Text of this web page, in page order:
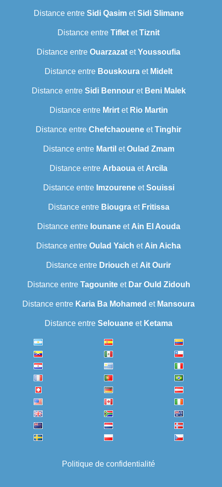
Distance entre Sidi QasimetSidi Slimane
Distance entre Tiflet etTiznit
Distance entre Ouarzazat etYoussoufia
Distance entre Bouskoura et Midelt
Distance entre Sidi Bennouret Beni Malek
Distance entre Mrirtet Rio Martin
Distance entre Chefchaouene etTinghir
Distance entre Martil etOulad Zmam
Distance entre Arbaoua et Arcila
Distance entre ImzoureneetSouissi
Distance entre Biougraet Fritissa
Distance entre Iounaneet Ain El Aouda
Distance entre Oulad Yaich et Ain Aicha
Distance entre Driouch et Ait Ourir
Distance entre Tagouniteet Dar Ould Zidouh
Distance entre Karia Ba Mohamed et Mansoura
Distance entre Selouane et Ketama
Politique de confidentialité